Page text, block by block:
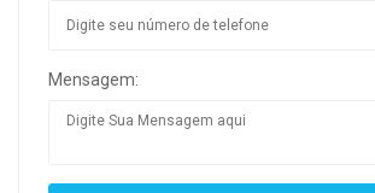
Mensagem: